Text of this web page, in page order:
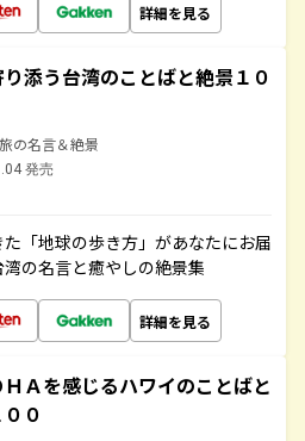
詳細を見る
添う台湾のことばと絶景１０
の名言＆絶景
発売
「地球の歩き方」があなたにお届
の名言と癒やしの絶景集
詳細を見る
ＨＡを感じるハワイのことばと
０